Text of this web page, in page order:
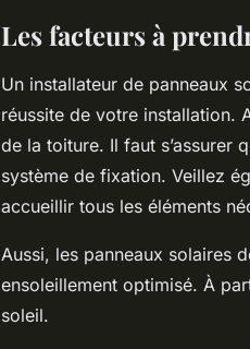
Les facteurs à
Un installateur de panneaux
réussite de votre installation.
de la toiture. Il faut s’assurer
système de fixation. Veillez
accueillir tous les éléments
Aussi, les panneaux solaires
ensoleillement optimisé. À
soleil.